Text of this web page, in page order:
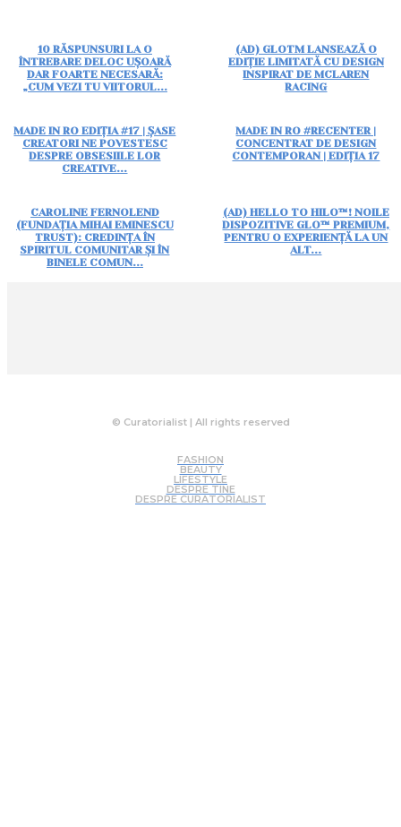
10 RĂSPUNSURI LA O
ÎNTREBARE DELOC UȘOARĂ
DAR FOARTE NECESARĂ:
„CUM VEZI TU VIITORUL...
(AD) GLOTM LANSEAZĂ O
EDIȚIE LIMITATĂ CU DESIGN
INSPIRAT DE MCLAREN
RACING
MADE IN RO EDIȚIA #17 | ȘASE
CREATORI NE POVESTESC
DESPRE OBSESIILE LOR
CREATIVE...
MADE IN RO #RECENTER |
CONCENTRAT DE DESIGN
CONTEMPORAN | EDIȚIA 17
CAROLINE FERNOLEND
(FUNDAȚIA MIHAI EMINESCU
TRUST): CREDINȚA ÎN
SPIRITUL COMUNITAR ȘI ÎN
BINELE COMUN...
(AD) HELLO TO HILO™! NOILE
DISPOZITIVE GLO™ PREMIUM,
PENTRU O EXPERIENȚĂ LA UN
ALT...
© Curatorialist | All rights reserved
FASHION
BEAUTY
LIFESTYLE
DESPRE TINE
DESPRE CURATORIALIST